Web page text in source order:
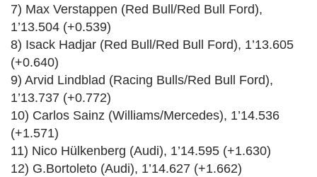
7) Max Verstappen (Red Bull/Red Bull Ford),
1’13.504 (+0.539)
8) Isack Hadjar (Red Bull/Red Bull Ford), 1’13.605
(+0.640)
9) Arvid Lindblad (Racing Bulls/Red Bull Ford),
1’13.737 (+0.772)
10) Carlos Sainz (Williams/Mercedes), 1’14.536
(+1.571)
11) Nico Hülkenberg (Audi), 1’14.595 (+1.630)
12) G.Bortoleto (Audi), 1’14.627 (+1.662)